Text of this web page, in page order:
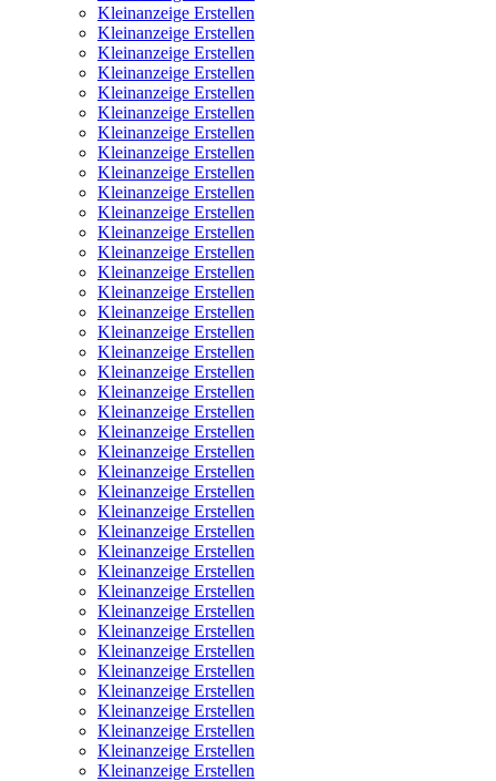
Kleinanzeige Erstellen
Kleinanzeige Erstellen
Kleinanzeige Erstellen
Kleinanzeige Erstellen
Kleinanzeige Erstellen
Kleinanzeige Erstellen
Kleinanzeige Erstellen
Kleinanzeige Erstellen
Kleinanzeige Erstellen
Kleinanzeige Erstellen
Kleinanzeige Erstellen
Kleinanzeige Erstellen
Kleinanzeige Erstellen
Kleinanzeige Erstellen
Kleinanzeige Erstellen
Kleinanzeige Erstellen
Kleinanzeige Erstellen
Kleinanzeige Erstellen
Kleinanzeige Erstellen
Kleinanzeige Erstellen
Kleinanzeige Erstellen
Kleinanzeige Erstellen
Kleinanzeige Erstellen
Kleinanzeige Erstellen
Kleinanzeige Erstellen
Kleinanzeige Erstellen
Kleinanzeige Erstellen
Kleinanzeige Erstellen
Kleinanzeige Erstellen
Kleinanzeige Erstellen
Kleinanzeige Erstellen
Kleinanzeige Erstellen
Kleinanzeige Erstellen
Kleinanzeige Erstellen
Kleinanzeige Erstellen
Kleinanzeige Erstellen
Kleinanzeige Erstellen
Kleinanzeige Erstellen
Kleinanzeige Erstellen